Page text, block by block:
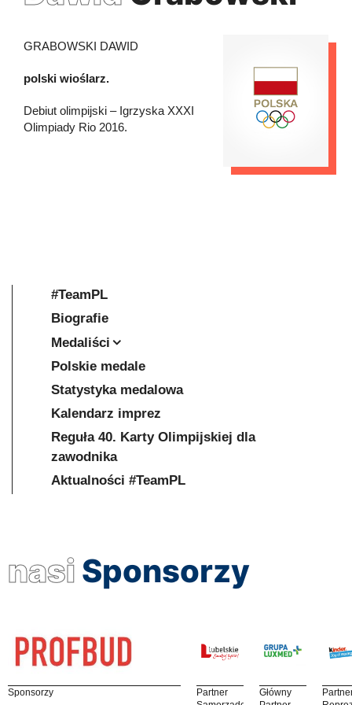
GRABOWSKI DAWID
polski wioślarz.
Debiut olimpijski – Igrzyska XXXI
Olimpiady Rio 2016.
#TeamPL
Biografie
Medaliści
Polskie medale
Statystyka medalowa
Kalendarz imprez
Reguła 40. Karty Olimpijskiej dla
zawodnika
Aktualności #TeamPL
nasi Sponsorzy
Sponsorzy
Partner
Główny